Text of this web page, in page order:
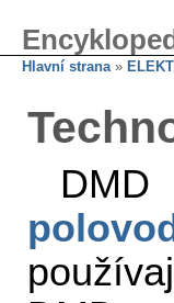
Hlavní strana»
DMD